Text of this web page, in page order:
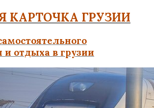
КАРТОЧКА ГРУЗИИ
и отдыха в грузии